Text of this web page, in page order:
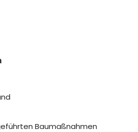
Baumaßnahmen